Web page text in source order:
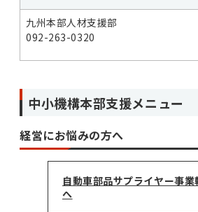
九州本部人材支援部
092-263-0320
中小機構本部支援メニュー
経営にお悩みの方へ
自動車部品サプライヤー事
へ